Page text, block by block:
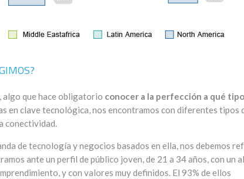
algo que hace obligatorio conocer a la perfección a qué
en clave tecnológica, nos encontramos con diferentes tipos
conectividad.
de tecnología y negocios basados en ella, nos debemos
ante un perfil de público joven, de 21 a 34 años, con un
y con valores muy definidos. El 93% de ellos